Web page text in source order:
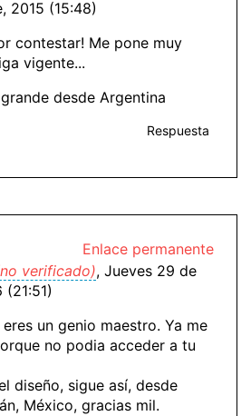
2015 (15:48)
contestar! Me pone muy
vigente...
desde Argentina
Respuesta
Enlace permanente
verificado), Jueves 29 de
(21:51)
un genio maestro. Ya me
no podia acceder a tu
diseño, sigue así, desde
México, gracias mil.